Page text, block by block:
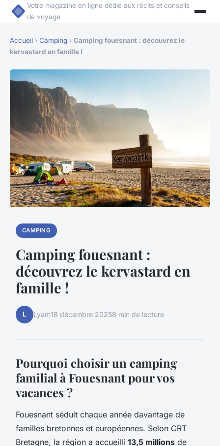
Votre magazine en ligne dédié aux récits et conseils
de voyage
Accueil › Camping › Camping fouesnant : découvrez le
kervastard en famille !
CAMPING
Camping fouesnant :
découvrez le kervastard en
famille !
L Lyam18 décembre 20258 min de lecture
Pourquoi choisir un camping
familial à Fouesnant pour vos
vacances ?
Fouesnant séduit chaque année davantage de
familles bretonnes et européennes. Selon CRT
Bretagne, la région a accueilli 13,5 millions de